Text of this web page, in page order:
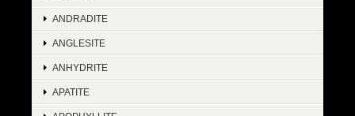
ANDRADITE
ANGLESITE
ANHYDRITE
APATITE